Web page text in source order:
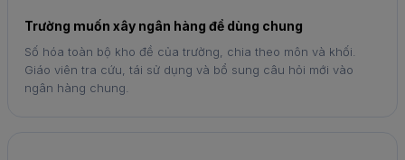
Trường muốn xây ngân hàng đề dùng chung
Số hóa toàn bộ kho đề của trường, chia theo môn và khối.
Giáo viên tra cứu, tái sử dụng và bổ sung câu hỏi mới vào
ngân hàng chung.